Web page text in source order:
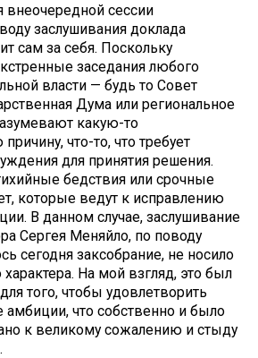
внеочередной сессии
заслушивания доклада
сам за себя. Поскольку
заседания любого
власти — будь то Совет
Дума или региональное
какую-то
что-то, что требует
для принятия решения.
бедствия или срочные
которые ведут к исправлению
В данном случае, заслушивание
Сергея Меняйло, по поводу
сегодня заксобрание, не носило
характера. На мой взгляд, это был
того, чтобы удовлетворить
амбиции, что собственно и было
к великому сожалению и стыду